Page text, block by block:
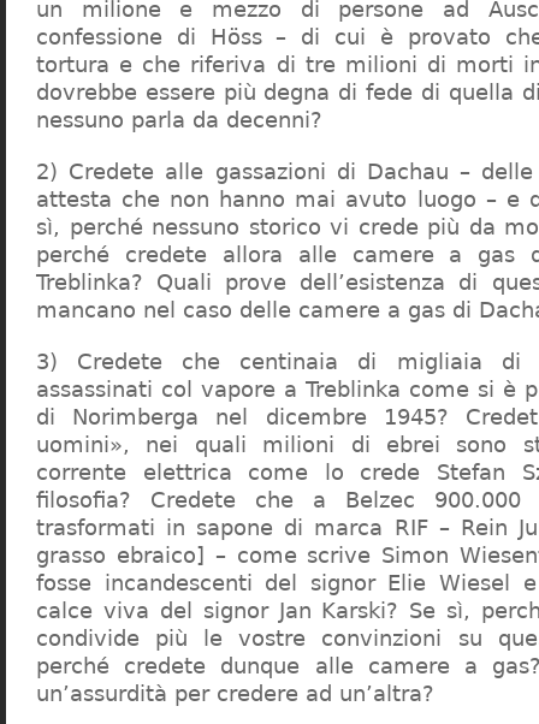
un milione e mezzo di persone ad
confessione di Höss – di cui è provato
tortura e che riferiva di tre milioni di morti
dovrebbe essere più degna di fede di quella
nessuno parla da decenni?
2) Credete alle gassazioni di Dachau –
attesta che non hanno mai avuto luogo – e
sì, perché nessuno storico vi crede più da
perché credete allora alle camere a gas
Treblinka? Quali prove dell’esistenza di
mancano nel caso delle camere a gas di
3) Credete che centinaia di migliaia di
assassinati col vapore a Treblinka come si è
di Norimberga nel dicembre 1945?
uomini», nei quali milioni di ebrei sono
corrente elettrica come lo crede Stefan
filosofia? Credete che a Belzec
trasformati in sapone di marca RIF – Rein
grasso ebraico] – come scrive Simon
fosse incandescenti del signor Elie Wiesel
calce viva del signor Jan Karski? Se sì,
condivide più le vostre convinzioni su
perché credete dunque alle camere a
un’assurdità per credere ad un’altra?